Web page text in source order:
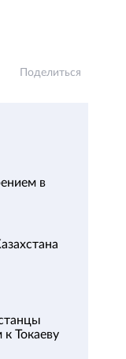
Поделиться
в
Токаеву